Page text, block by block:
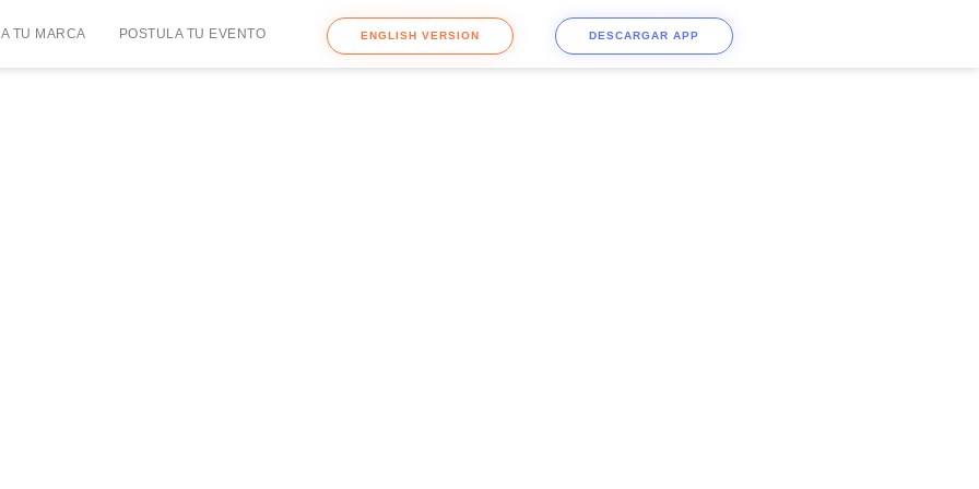
TU MARCA POSTULA TU EVENTO ENGLISH VERSION DESCARGAR APP